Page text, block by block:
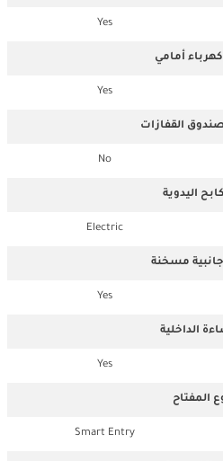
Yes
أمامي
Yes
القفازات
No
اليدوية
Electric
جانبية مسخنة
Yes
الداخلية
Yes
المفتاح
Smart Entry